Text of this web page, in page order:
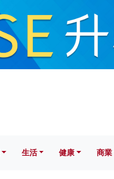
生活 健康
生活 健康 商業